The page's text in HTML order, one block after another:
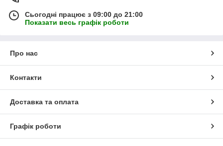
Сьогодні працює з 09:00 до 21:00
Показати весь графік роботи
Про нас
Контакти
Доставка та оплата
Графік роботи